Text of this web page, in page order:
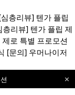
층리뷰] 텐가 플립
층리뷰] 텐가 플립 제
제로 특별 프로모션
[문의] 우머나이저
안내 ×